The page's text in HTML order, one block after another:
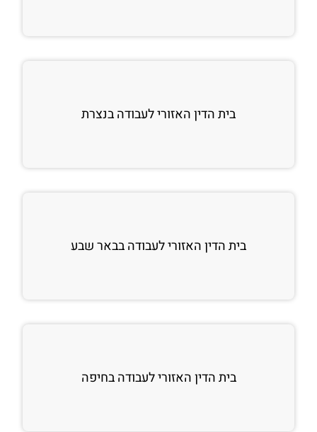
בית הדין האזורי לעבודה בנצרת
בית הדין האזורי לעבודה בבאר שבע
בית הדין האזורי לעבודה בחיפה